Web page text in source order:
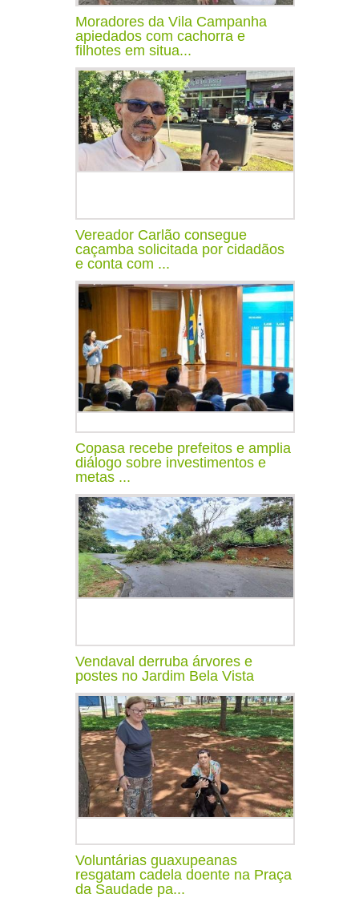
Moradores da Vila Campanha
apiedados com cachorra e
filhotes em situa...
Vereador Carlão consegue
caçamba solicitada por cidadãos
e conta com ...
Copasa recebe prefeitos e amplia
diálogo sobre investimentos e
metas ...
Vendaval derruba árvores e
postes no Jardim Bela Vista
Voluntárias guaxupeanas
resgatam cadela doente na Praça
da Saudade pa...